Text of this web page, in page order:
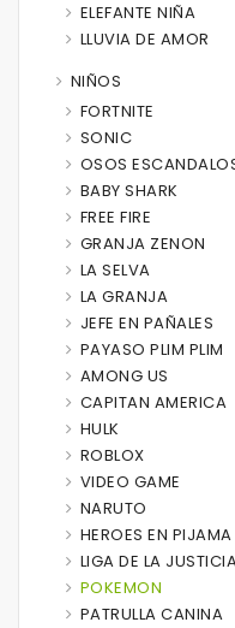
ELEFANTE NIÑA
LLUVIA DE AMOR
NIÑOS
FORTNITE
SONIC
OSOS
BABY SHARK
FREE FIRE
GRANJA ZENON
LA SELVA
LA GRANJA
JEFE EN PAÑALES
PAYASO PLIM PLIM
AMONG US
CAPITAN AMERICA
HULK
ROBLOX
VIDEO GAME
NARUTO
HEROES EN PIJAMA
LIGA DE LA
POKEMON
PATRULLA CANINA